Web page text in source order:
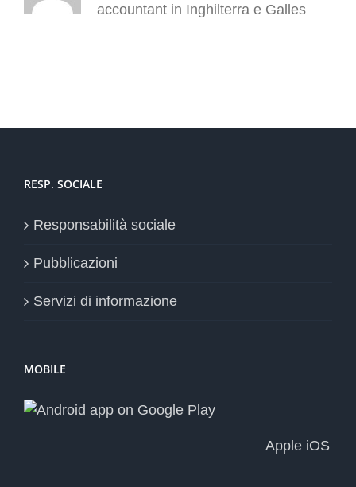
accountant in Inghilterra e Galles
RESP. SOCIALE
Responsabilità sociale
Pubblicazioni
Servizi di informazione
MOBILE
Apple iOS